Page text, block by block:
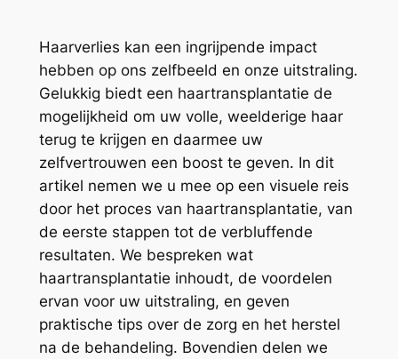
Haarverlies kan een ingrijpende impact
hebben op ons zelfbeeld en onze uitstraling.
Gelukkig biedt een haartransplantatie de
mogelijkheid om uw volle, weelderige haar
terug te krijgen en daarmee uw
zelfvertrouwen een boost te geven. In dit
artikel nemen we u mee op een visuele reis
door het proces van haartransplantatie, van
de eerste stappen tot de verbluffende
resultaten. We bespreken wat
haartransplantatie inhoudt, de voordelen
ervan voor uw uitstraling, en geven
praktische tips over de zorg en het herstel
na de behandeling. Bovendien delen we